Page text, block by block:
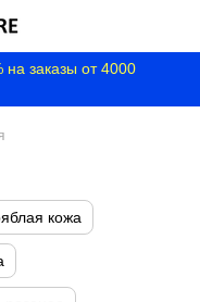
на заказы от 4000
кожа